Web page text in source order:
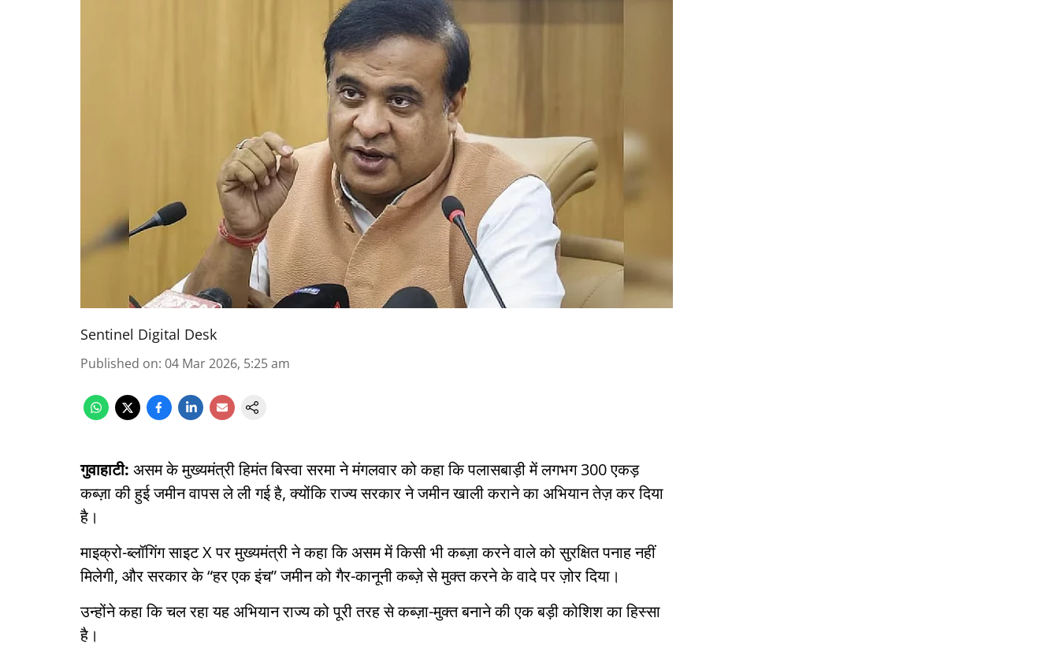
Sentinel Digital Desk
Published on: 04 Mar 2026, 5:25 am
गुवाहाटी: असम के मुख्यमंत्री हिमंत बिस्वा सरमा ने मंगलवार को कहा कि पलासबाड़ी में लगभग 300 एकड़
कब्ज़ा की हुई जमीन वापस ले ली गई है, क्योंकि राज्य सरकार ने जमीन खाली कराने का अभियान तेज़ कर दिया
है।
माइक्रो-ब्लॉगिंग साइट X पर मुख्यमंत्री ने कहा कि असम में किसी भी कब्ज़ा करने वाले को सुरक्षित पनाह नहीं
मिलेगी, और सरकार के “हर एक इंच” जमीन को गैर-कानूनी कब्ज़े से मुक्त करने के वादे पर ज़ोर दिया।
उन्होंने कहा कि चल रहा यह अभियान राज्य को पूरी तरह से कब्ज़ा-मुक्त बनाने की एक बड़ी कोशिश का हिस्सा
है।